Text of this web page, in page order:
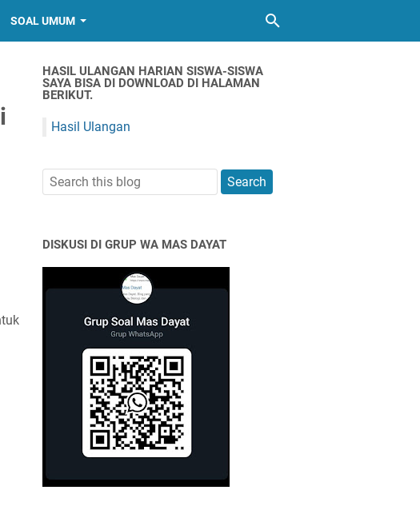
SOAL UMUM
HASIL ULANGAN HARIAN SISWA-SISWA
SAYA BISA DI DOWNLOAD DI HALAMAN
BERIKUT.
Hasil Ulangan
DISKUSI DI GRUP WA MAS DAYAT